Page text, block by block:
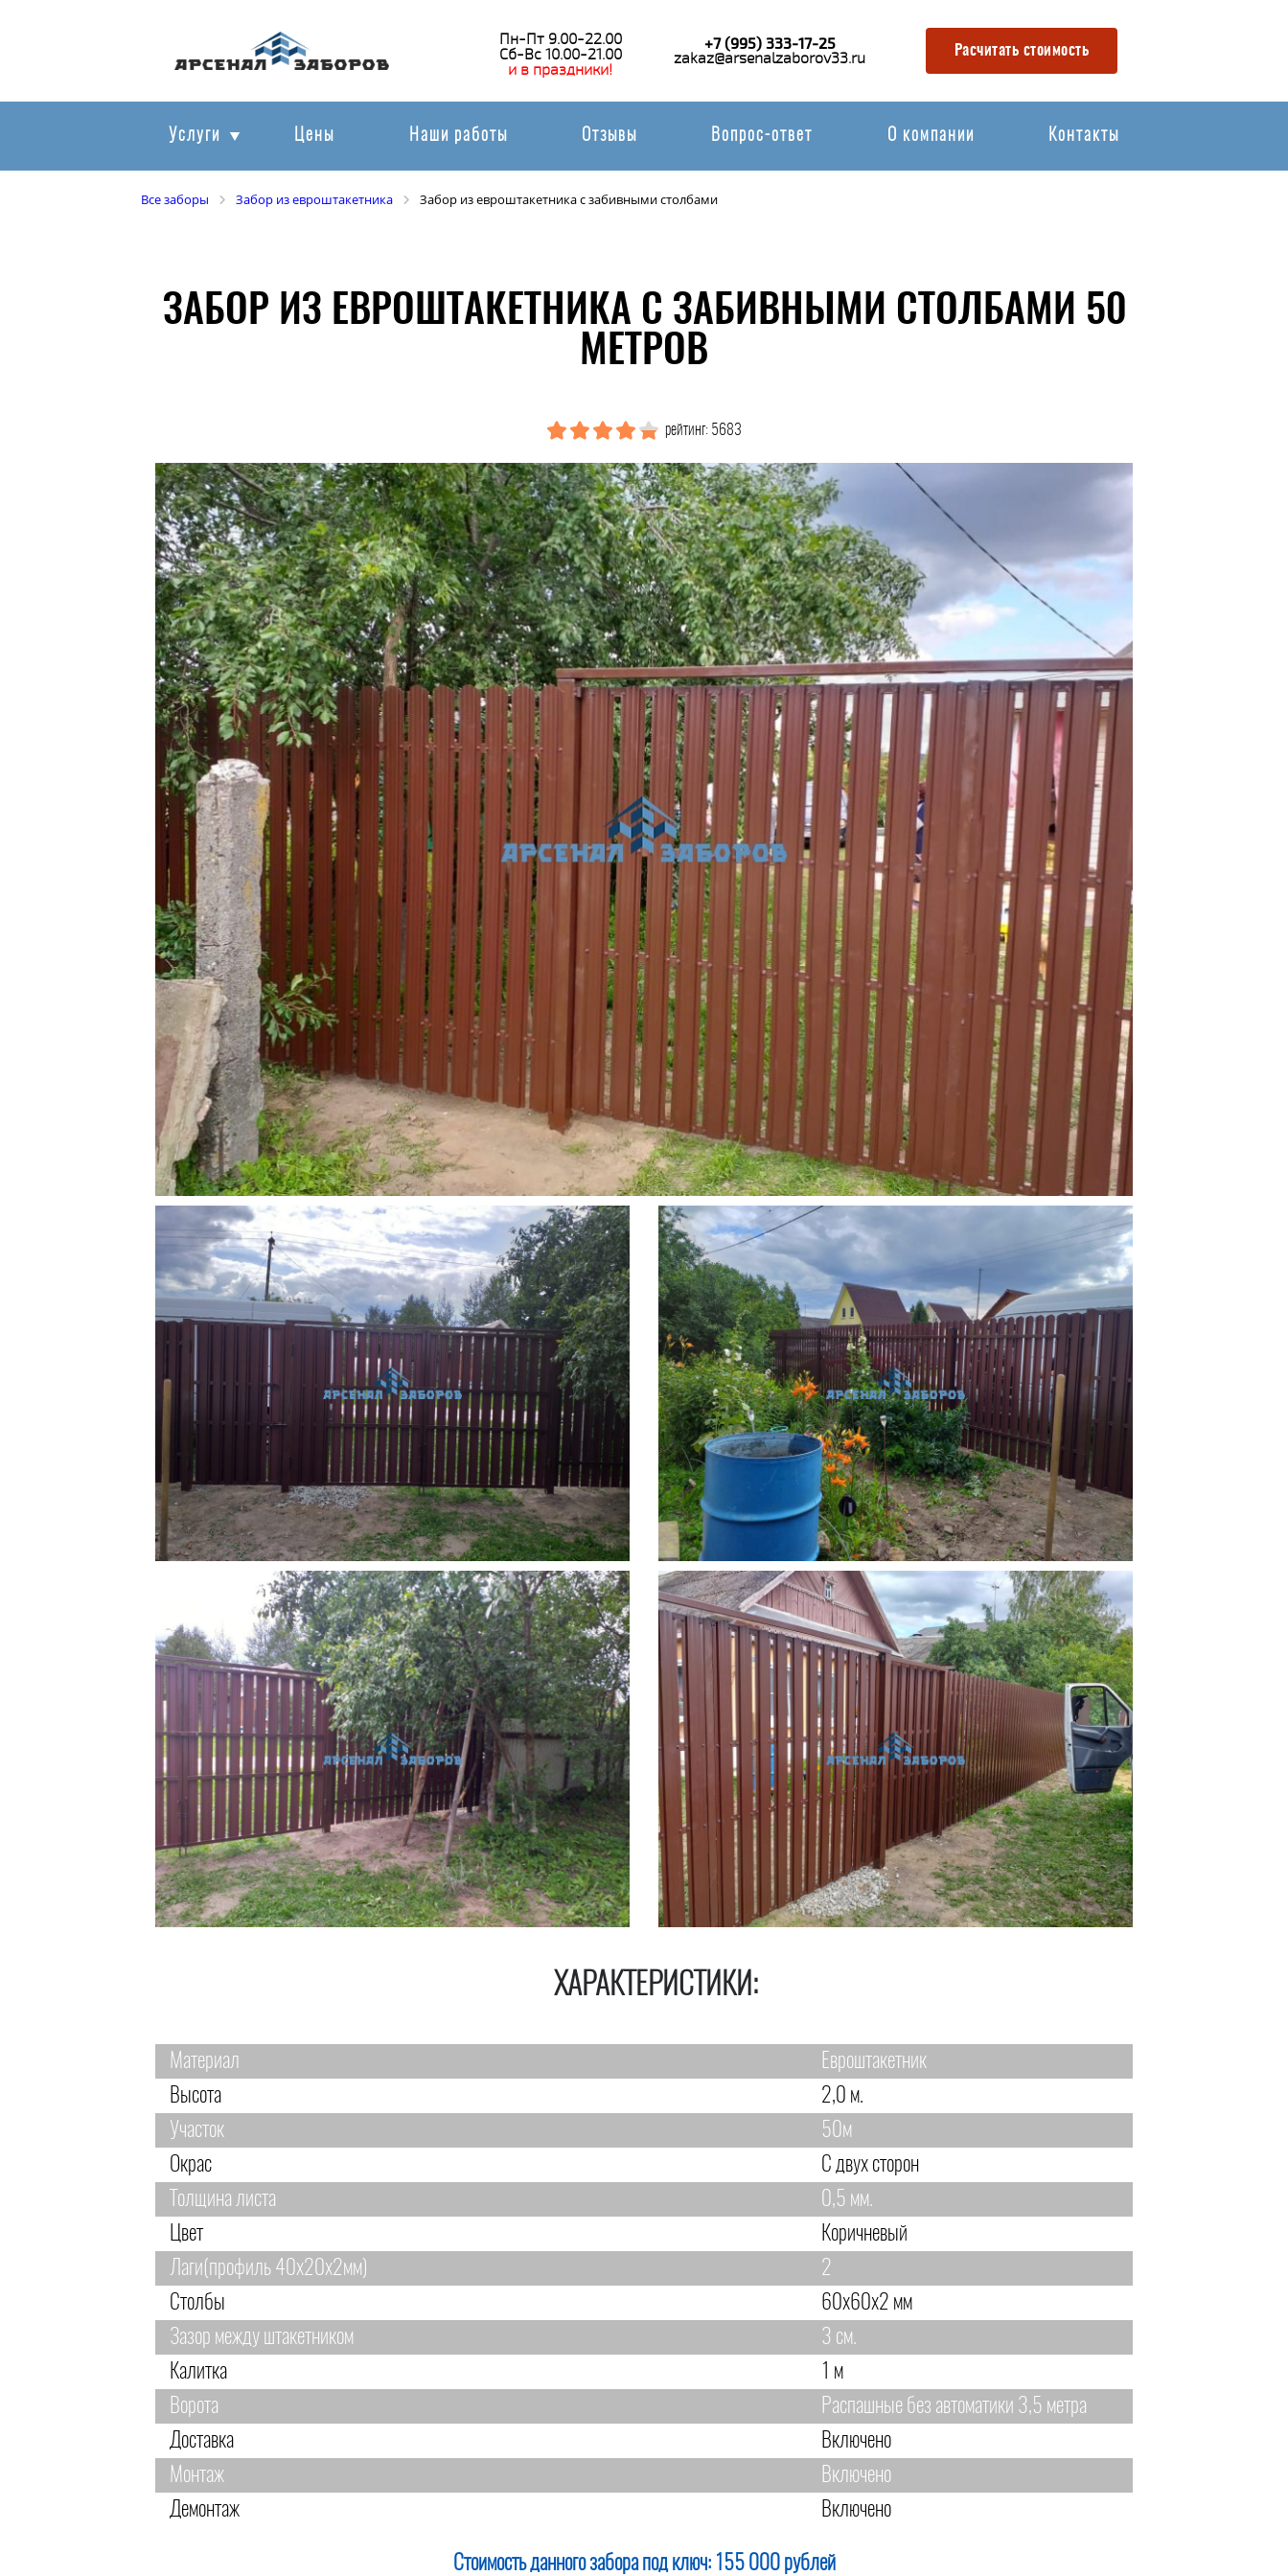
Пн-Пт 9.00-22.00
Сб-Вс 10.00-21.00
и в праздники!
+7 (995) 333-17-25
zakaz@arsenalzaborov33.ru Расчитать стоимость
Услуги Цены Наши работы Отзывы Вопрос-ответ О компании Контакты
Все заборы Забор из евроштакетника Забор из евроштакетника с забивными столбами
ЗАБОР ИЗ ЕВРОШТАКЕТНИКА С ЗАБИВНЫМИ СТОЛБАМИ 50
МЕТРОВ
рейтинг: 5683
ХАРАКТЕРИСТИКИ:
Материал
Евроштакетник
Высота
2,0 м.
Участок
50м
Окрас
С двух сторон
Толщина листа
0,5 мм.
Цвет
Коричневый
Лаги(профиль 40х20х2мм)
2
Столбы
60х60х2 мм
Зазор между штакетником
3 см.
Калитка
1 м
Ворота
Распашные без автоматики 3,5 метра
Доставка
Включено
Монтаж
Включено
Демонтаж
Включено
Стоимость данного забора под ключ: 155 000 рублей